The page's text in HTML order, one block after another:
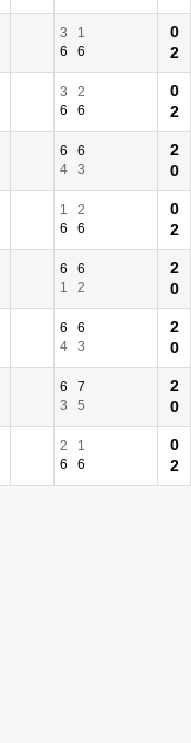
3
1
6
6
0
2
3
2
6
6
0
2
6
6
4
3
2
0
1
2
6
6
0
2
6
6
1
2
2
0
6
6
4
3
2
0
6
7
3
5
2
0
2
1
6
6
0
2